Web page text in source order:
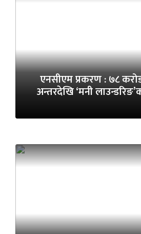
एनसीएम प्रकरण : ७८
अन्तरदेखि ‘मनी